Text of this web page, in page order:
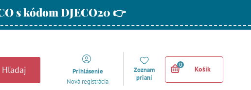
s kódom DJECO20 👉
Hľadaj
Prihlásenie
Nová registrácia
Zoznam
prianí
0
Košík